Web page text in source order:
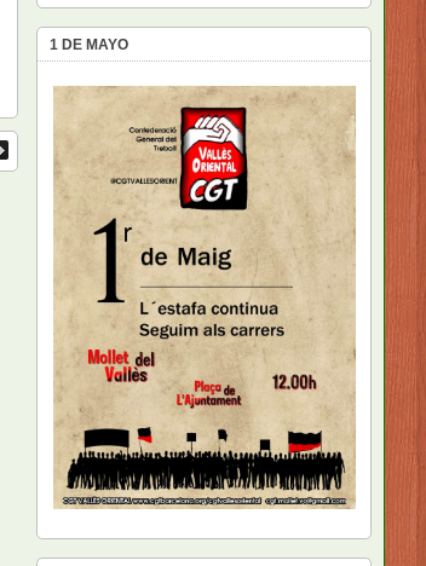
1 DE MAYO